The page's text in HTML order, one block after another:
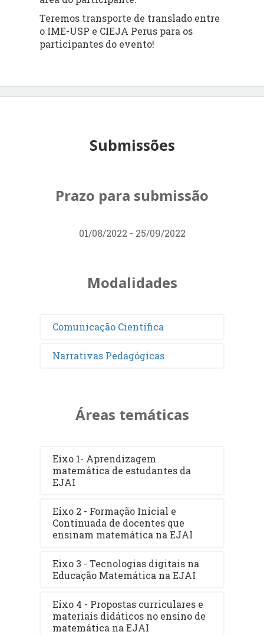
Teremos transporte de translado entre
o IME-USP e CIEJA Perus para os
participantes do evento!
Submissões
Prazo para submissão
01/08/2022 - 25/09/2022
Modalidades
Comunicação Científica
Narrativas Pedagógicas
Áreas temáticas
Eixo 1- Aprendizagem
matemática de estudantes da
EJAI
Eixo 2 - Formação Inicial e
Continuada de docentes que
ensinam matemática na EJAI
Eixo 3 - Tecnologias digitais na
Educação Matemática na EJAI
Eixo 4 - Propostas curriculares e
materiais didáticos no ensino de
matemática na EJAI